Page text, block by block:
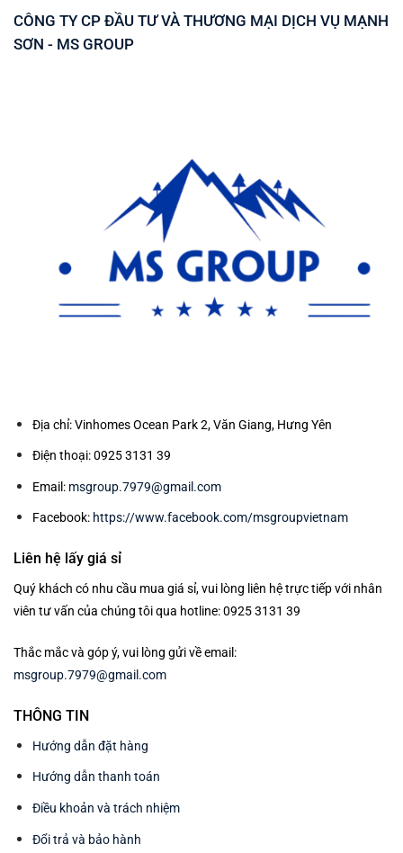
CÔNG TY CP ĐẦU TƯ VÀ THƯƠNG MẠI DỊCH VỤ MẠNH
SƠN - MS GROUP
Địa chỉ: Vinhomes Ocean Park 2, Văn Giang, Hưng Yên
Điện thoại: 0925 3131 39
Email: msgroup.7979@gmail.com
Facebook: https://www.facebook.com/msgroupvietnam
Liên hệ lấy giá sỉ
Quý khách có nhu cầu mua giá sỉ, vui lòng liên hệ trực tiếp với nhân
viên tư vấn của chúng tôi qua hotline: 0925 3131 39
Thắc mắc và góp ý, vui lòng gửi về email:
msgroup.7979@gmail.com
THÔNG TIN
Hướng dẫn đặt hàng
Hướng dẫn thanh toán
Điều khoản và trách nhiệm
Đổi trả và bảo hành